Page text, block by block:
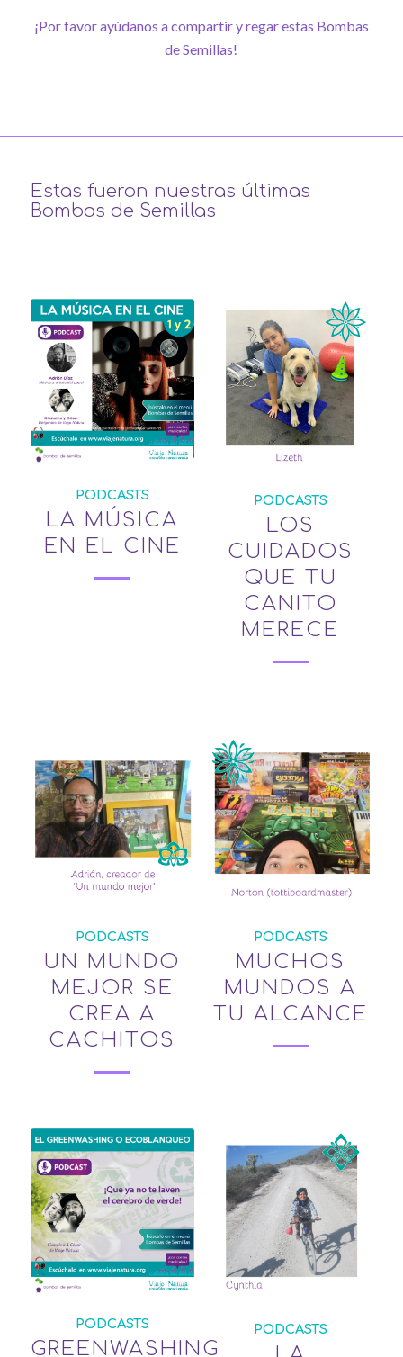
¡Por favor ayúdanos a compartir y regar estas Bombas
de Semillas!
Estas fueron nuestras últimas
Bombas de Semillas
PODCASTS
LA MÚSICA
EN EL CINE
PODCASTS
LOS
CUIDADOS
QUE TU
CANITO
MERECE
PODCASTS
UN MUNDO
MEJOR SE
CREA A
CACHITOS
PODCASTS
MUCHOS
MUNDOS A
TU ALCANCE
PODCASTS
GREENWASHING
PODCASTS